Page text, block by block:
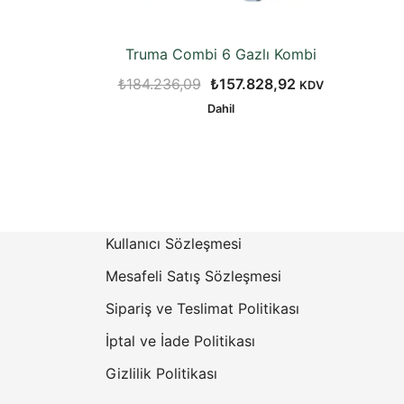
Truma Combi 6 Gazlı Kombi
₺184.236,09 Orijinal
fiyat:
₺157.828,92Şu
KDV
Dahil
Kullanıcı Sözleşmesi
Mesafeli Satış Sözleşmesi
Sipariş ve Teslimat Politikası
İptal ve İade Politikası
Gizlilik Politikası